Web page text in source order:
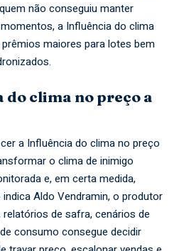
não conseguiu manter
a Influência do clima
maiores para lotes bem
clima no preço a
a Influência do clima no preço
o clima de inimigo
e, em certa medida,
Aldo Vendramin, o produtor
de safra, cenários de
consumo consegue decidir